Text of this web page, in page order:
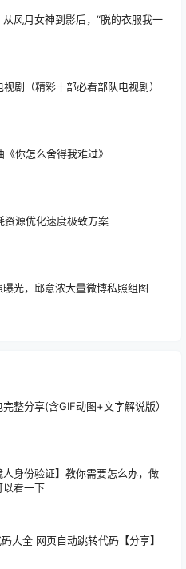
风月女神到影后，“脱的衣服我一
剧（精彩十部必看部队电视剧）
你怎么舍得我难过》
源优化速度极致方案
光，邱意浓大量微博私照组图
整分享(含GIF动图+文字解说版）
身份验证】教你需要怎么办，做
以看一下
大全 网页自动跳转代码【分享】